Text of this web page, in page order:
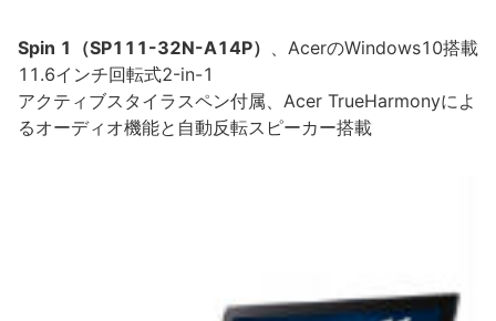
Spin 1（SP111-32N-A14P） 、AcerのWindows10搭載
11.6インチ回転式2-in-1
アクティブスタイラスペン付属、Acer TrueHarmonyによ
るオーディオ機能と自動反転スピーカー搭載